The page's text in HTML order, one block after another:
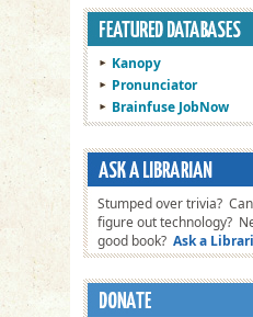
Kanopy
Pronunciator
Brainfuse JobNow
Stumped over trivia?
figure out technology?
good book? Ask a